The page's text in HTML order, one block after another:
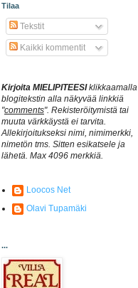
Tilaa
Tekstit
Kaikki kommentit
Kirjoita MIELIPITEESIklikkaamalla
blogitekstin alla näkyvää linkkiä
"comments". Rekisteröitymistä tai
muuta värkkäystä ei tarvita.
Allekirjoitukseksi nimi, nimimerkki,
nimetön tms. Sitten esikatsele ja
lähetä. Max 4096 merkkiä.
Loocos Net
Olavi Tupamäki
...